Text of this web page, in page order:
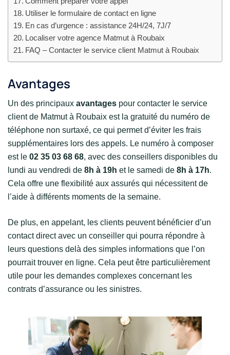
Utiliser le formulaire de contact en ligne
En cas d’urgence : assistance 24H/24, 7J/7
Localiser votre agence Matmut à Roubaix
FAQ – Contacter le service client Matmut à Roubaix
Avantages
Un des principaux avantages pour contacter le service
client de Matmut à Roubaix est la gratuité du numéro de
téléphone non surtaxé, ce qui permet d’éviter les frais
supplémentaires lors des appels. Le numéro à composer
est le 02 35 03 68 68, avec des conseillers disponibles du
lundi au vendredi de 8h à 19h et le samedi de 8h à 17h.
Cela offre une flexibilité aux assurés qui nécessitent de
l’aide à différents moments de la semaine.
De plus, en appelant, les clients peuvent bénéficier d’un
contact direct avec un conseiller qui pourra répondre à
leurs questions delà des simples informations que l’on
pourrait trouver en ligne. Cela peut être particulièrement
utile pour les demandes complexes concernant les
contrats d’assurance ou les sinistres.